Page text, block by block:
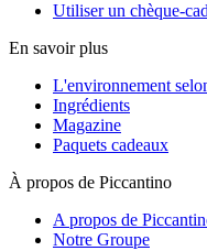
Utiliser un chèque-
En savoir plus
L'environnement
Ingrédients
Magazine
Paquets cadeaux
À propos de Piccantino
A propos de
Notre Groupe